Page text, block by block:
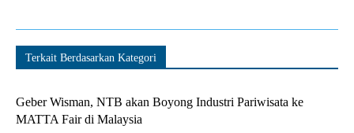
Terkait Berdasarkan Kategori
Geber Wisman, NTB akan Boyong Industri Pariwisata ke
MATTA Fair di Malaysia